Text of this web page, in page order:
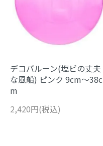
デコバルーン(塩ビの丈夫
な風船) ピンク 9cm～38c
m
2,420円(税込)